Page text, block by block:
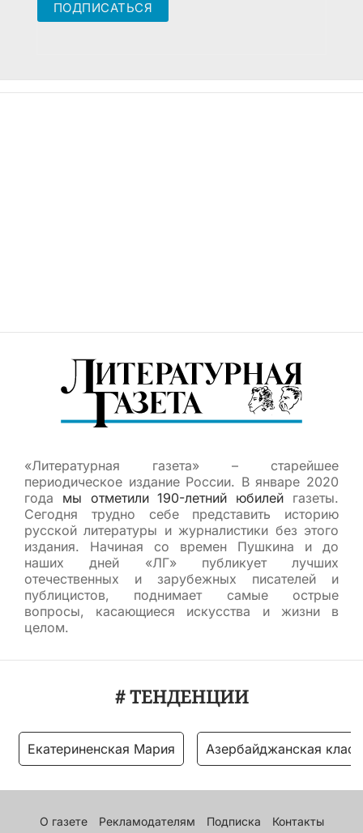
«Литературная газета» – старейшее
периодическое издание России. В январе 2020
года мы отметили 190-летний юбилей газеты.
Сегодня трудно себе представить историю
русской литературы и журналистики без этого
издания. Начиная со времен Пушкина и до
наших дней «ЛГ» публикует лучших
отечественных и зарубежных писателей и
публицистов, поднимает самые острые
вопросы, касающиеся искусства и жизни в
целом.
# ТЕНДЕНЦИИ
Екатериненская Мария Азербайджанская
О газете Рекламодателям Подписка Контакты